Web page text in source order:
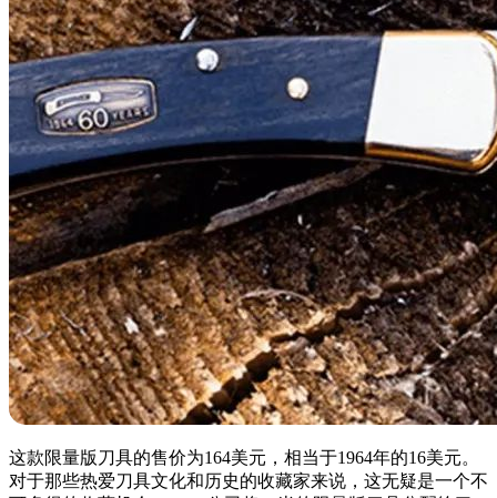
这款限量版刀具的售价为164美元，相当于1964年的16美元。
对于那些热爱刀具文化和历史的收藏家来说，这无疑是一个不